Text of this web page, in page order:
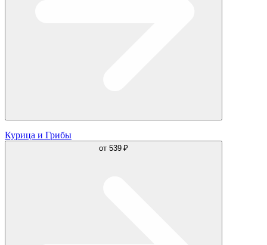
Курица и Грибы
от 539 ₽